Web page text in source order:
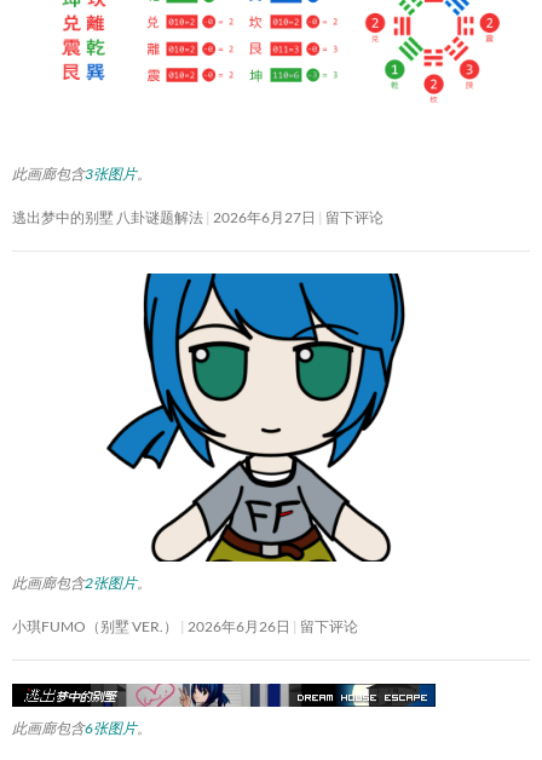
此画廊包含3张图片。
逃出梦中的别墅 八卦谜题解法 2026年6月27日 留下评论
此画廊包含2张图片。
小琪FUMO（别墅 VER.） 2026年6月26日 留下评论
此画廊包含6张图片。